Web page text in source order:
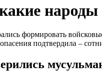
формировать
подтвердила –